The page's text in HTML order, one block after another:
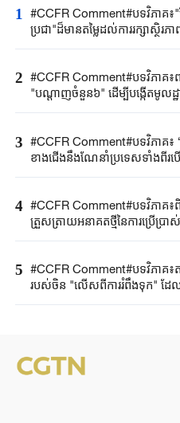
1 #CCFR Comment#បទវិភាគ៖"
ប្រជា"ដ៏មានតម្លៃដល់ការរក្សាស្ថិរ
2 #CCFR ​Comment#បទវិភាគ​៖​
"បណ្តាញចំនួន​៦" ​ដើម្បី​បង្កើ​ត​មូលដ្ឋ
3 #CCFR ​Comment#បទវិភាគ​៖​
ខាងជើង​នឹង​ណែនាំ​ប្រ​ទេស​ទាំងពីរ​បើ
4 #CCFR ​Comment#បទវិភាគ​៖​
ត្រួសត្រាយ​អនាគតថ្មីនៃ​ការប្រើប្រ
5 #CCFR ​Comment#បទវិភាគ​៖ត
របស់ចិន ​"លើសពី​ការរំពឹងទុក"​ ដែលប